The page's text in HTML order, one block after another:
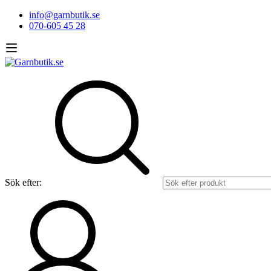
info@garnbutik.se
070-605 45 28
Sök efter: